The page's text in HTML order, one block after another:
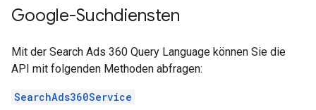
Google-Suchdiensten
Mit der Search Ads 360 Query Language können Sie die
API mit folgenden Methoden abfragen:
SearchAds360Service